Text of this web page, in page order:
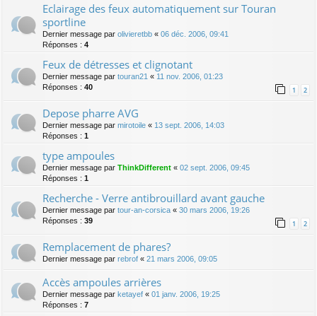
Eclairage des feux automatiquement sur Touran
sportline
Dernier message par olivieretbb « 06 déc. 2006, 09:41
Réponses : 4
Feux de détresses et clignotant
Dernier message par touran21 « 11 nov. 2006, 01:23
Réponses : 40 1 2
Depose pharre AVG
Dernier message par mirotoile « 13 sept. 2006, 14:03
Réponses : 1
type ampoules
Dernier message par ThinkDifferent « 02 sept. 2006, 09:45
Réponses : 1
Recherche - Verre antibrouillard avant gauche
Dernier message par tour-an-corsica « 30 mars 2006, 19:26
Réponses : 39 1 2
Remplacement de phares?
Dernier message par rebrof « 21 mars 2006, 09:05
Accès ampoules arrières
Dernier message par ketayef « 01 janv. 2006, 19:25
Réponses : 7